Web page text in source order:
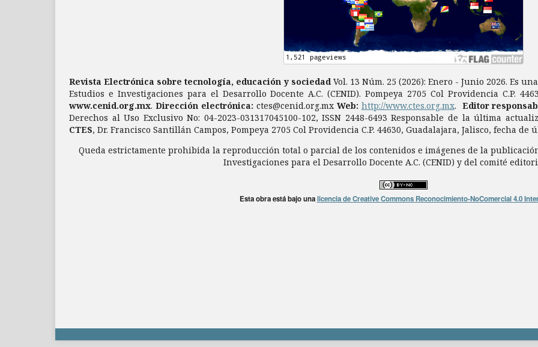
Revista Electrónica sobre tecnología, educación y sociedadVol. 13 Núm. 25 (2026): Enero - Junio 2026. Es
Estudios e Investigaciones para el Desarrollo Docente A.C. (CENID). Pompeya 2705 Col Providencia C.P.
www.cenid.org.mx.Dirección electrónica: ctes@cenid.org.mx Web: http://www.ctes.org.mx. Editor
Derechos al Uso Exclusivo No: 04-2023-031317045100-102, ISSN 2448-6493 Responsable de la última
CTES, Dr. Francisco Santillán Campos, Pompeya 2705 Col Providencia C.P. 44630, Guadalajara, Jalisco, fecha
Queda estrictamente prohibida la reproducción total o parcial de los contenidos e imágenes de la
Investigaciones para el Desarrollo Docente A.C. (CENID) y del comité
Esta obra está bajo unalicencia de Creative Commons Reconocimiento-NoComercial 4.0